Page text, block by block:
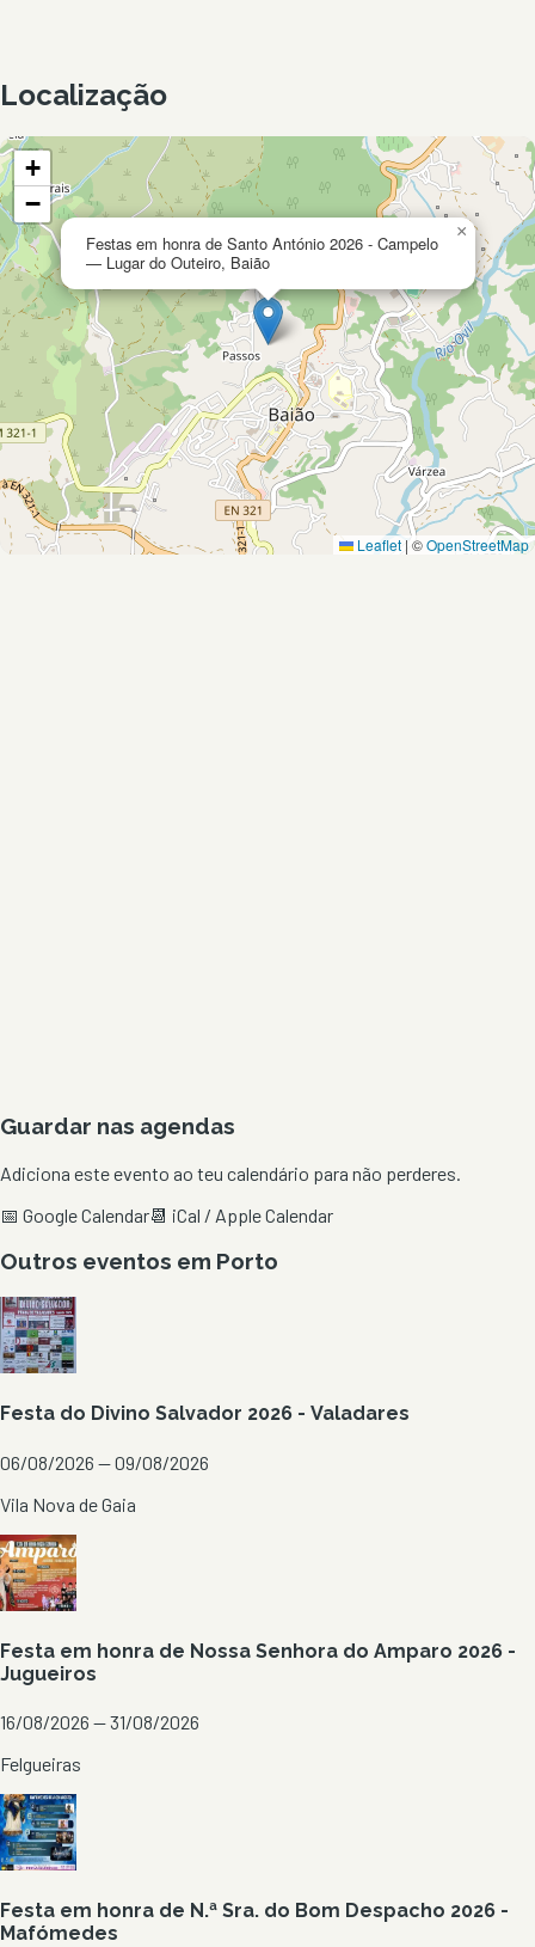
Localização
Festas em honra de Santo António 2026 - Campelo
— Lugar do Outeiro, Baião
×
+
−
Leaflet | ©OpenStreetMap
Guardar nas agendas
Adiciona este evento ao teu calendário para não perderes.
📅 Google Calendar📆 iCal / Apple Calendar
Outros eventos em Porto
Festa do Divino Salvador 2026 - Valadares
06/08/2026 — 09/08/2026
Vila Nova de Gaia
Festa em honra de Nossa Senhora do Amparo 2026 -
Jugueiros
16/08/2026 — 31/08/2026
Felgueiras
Festa em honra de N.ª Sra. do Bom Despacho 2026 -
Mafómedes